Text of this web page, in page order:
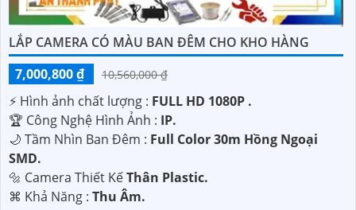
LẮP CAMERA CÓ MÀU BAN ĐÊM CHO KHO HÀNG
7,000,800 ₫
10,560,000 ₫
️⚡ Hình ảnh chất lượng : FULL HD 1080P .
🏆 Công Nghệ Hình Ảnh : IP.
🌙 Tầm Nhìn Ban Đêm : Full Color 30m Hồng Ngoại
SMD.
🔩 Camera Thiết KếThân Plastic.
️⌘ Khả Năng : Thu Âm.